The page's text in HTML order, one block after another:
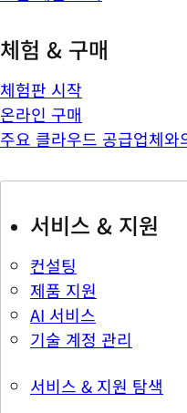
체험 & 구매
체험판 시작
온라인 구매
주요 클라우드 공급업체와
서비스 & 지원
컨설팅
제품 지원
AI 서비스
기술 계정 관리
서비스 & 지원 탐색